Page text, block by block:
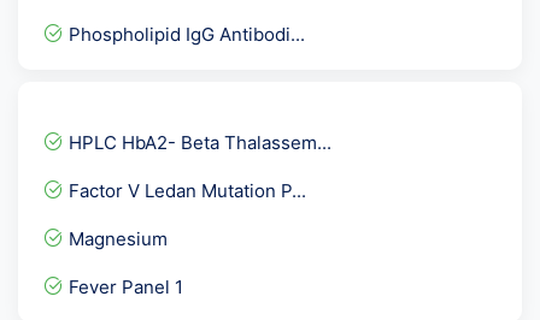
Phospholipid IgG Antibodi...
Thyroid Profile Advance
PSA Free - Prostate Speci...
HPLC HbA2- Beta Thalassem...
Factor V Ledan Mutation P...
Magnesium
Fever Panel 1